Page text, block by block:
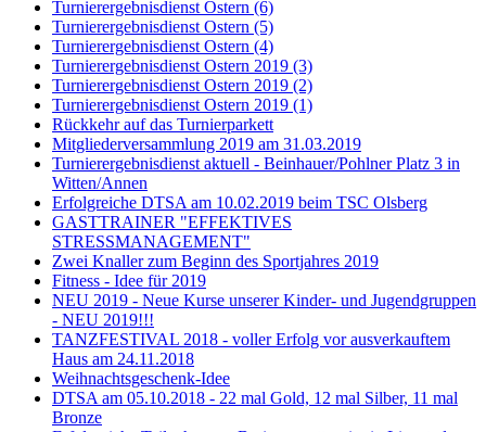
Turnierergebnisdienst Ostern (6)
Turnierergebnisdienst Ostern (5)
Turnierergebnisdienst Ostern (4)
Turnierergebnisdienst Ostern 2019 (3)
Turnierergebnisdienst Ostern 2019 (2)
Turnierergebnisdienst Ostern 2019 (1)
Rückkehr auf das Turnierparkett
Mitgliederversammlung 2019 am 31.03.2019
Turnierergebnisdienst aktuell - Beinhauer/Pohlner Platz 3 in
Witten/Annen
Erfolgreiche DTSA am 10.02.2019 beim TSC Olsberg
GASTTRAINER "EFFEKTIVES
STRESSMANAGEMENT"
Zwei Knaller zum Beginn des Sportjahres 2019
Fitness - Idee für 2019
NEU 2019 - Neue Kurse unserer Kinder- und Jugendgruppen
- NEU 2019!!!
TANZFESTIVAL 2018 - voller Erfolg vor ausverkauftem
Haus am 24.11.2018
Weihnachtsgeschenk-Idee
DTSA am 05.10.2018 - 22 mal Gold, 12 mal Silber, 11 mal
Bronze